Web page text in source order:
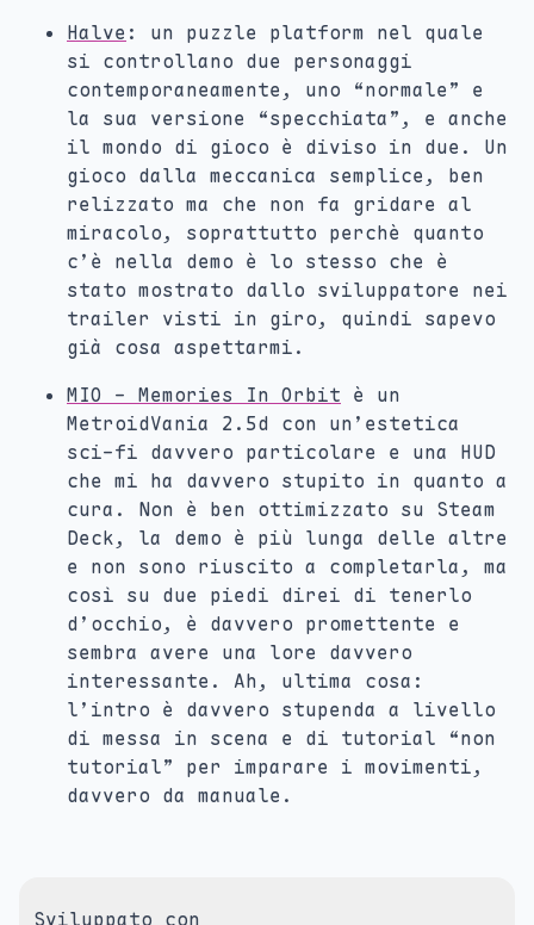
Halve : un puzzle platform nel quale
si controllano due personaggi
contemporaneamente, uno “normale” e
la sua versione “specchiata”, e anche
il mondo di gioco è diviso in due. Un
gioco dalla meccanica semplice, ben
relizzato ma che non fa gridare al
miracolo, soprattutto perchè quanto
c’è nella demo è lo stesso che è
stato mostrato dallo sviluppatore nei
trailer visti in giro, quindi sapevo
già cosa aspettarmi.
MIO - Memories In Orbit è un
MetroidVania 2.5d con un’estetica
sci-fi davvero particolare e una HUD
che mi ha davvero stupito in quanto a
cura. Non è ben ottimizzato su Steam
Deck, la demo è più lunga delle altre
e non sono riuscito a completarla, ma
così su due piedi direi di tenerlo
d’occhio, è davvero promettente e
sembra avere una lore davvero
interessante. Ah, ultima cosa:
l’intro è davvero stupenda a livello
di messa in scena e di tutorial “non
tutorial” per imparare i movimenti,
davvero da manuale.
Sviluppato con